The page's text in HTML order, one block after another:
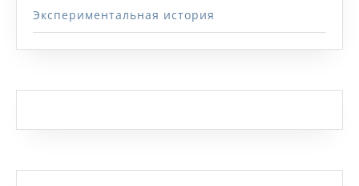
Экспериментальная история